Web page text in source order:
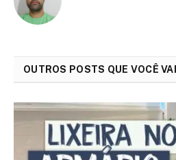
OUTROS POSTS QUE VOCÊ